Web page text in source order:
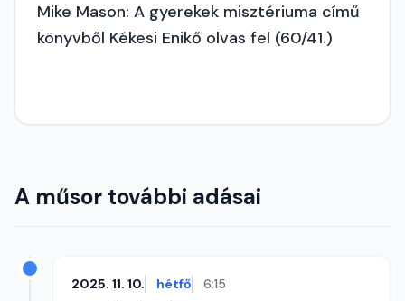
Mike Mason: A gyerekek misztériuma című
könyvből Kékesi Enikő olvas fel (60/41.)
A műsor további adásai
2025. 11. 10. hétfő 6:15